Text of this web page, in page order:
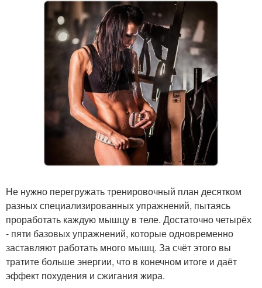
Не нужно перегружать тренировочный план десятком
разных специализированных упражнений, пытаясь
проработать каждую мышцу в теле. Достаточно четырёх
- пяти базовых упражнений, которые одновременно
заставляют работать много мышц. За счёт этого вы
тратите больше энергии, что в конечном итоге и даёт
эффект похудения и сжигания жира.